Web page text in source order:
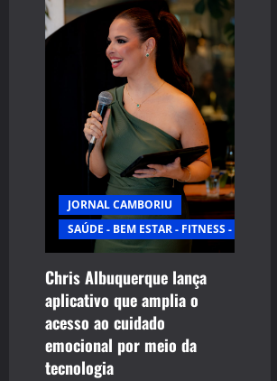
JORNAL CAMBORIU
SAÚDE - BEM ESTAR - FITNESS - ESPORTE
Chris Albuquerque lança
aplicativo que amplia o
acesso ao cuidado
emocional por meio da
tecnologia